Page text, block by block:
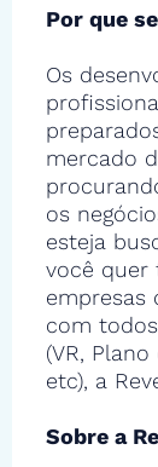
Por que
Os
mercado
os
esteja
você quer
empresas
com
(VR,
etc), a
Sobre a